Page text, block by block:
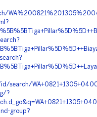
search/
?
group?